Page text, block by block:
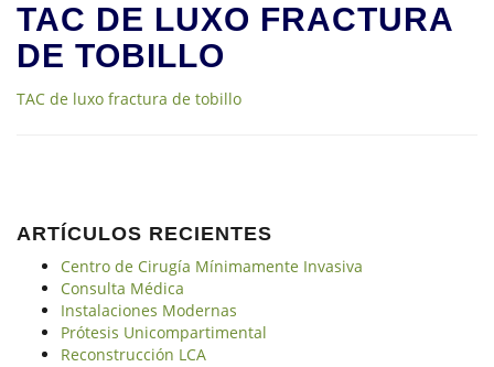
TAC DE LUXO FRACTURA
DE TOBILLO
TAC de luxo fractura de tobillo
ARTÍCULOS RECIENTES
Centro de Cirugía Mínimamente Invasiva
Consulta Médica
Instalaciones Modernas
Prótesis Unicompartimental
Reconstrucción LCA